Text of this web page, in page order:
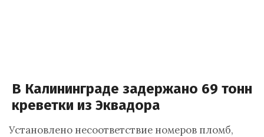
В Калининграде задержано 69 тонн
креветки из Эквадора
Установлено несоответствие номеров пломб,